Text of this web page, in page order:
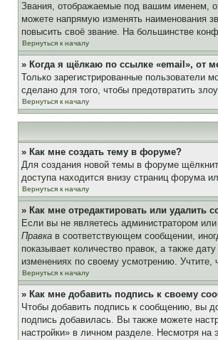
Звания, отображаемые под вашим именем,
можете напрямую изменять наименования
повысить своё звание. На большинстве
Вернуться к началу
» Когда я щёлкаю по ссылке «email», от
Только зарегистрированные пользователи
сделано для того, чтобы предотвратить
Вернуться к началу
» Как мне создать тему в форуме?
Для создания новой темы в форуме
доступа находится внизу страниц форума
Вернуться к началу
» Как мне отредактировать или удалить
Если вы не являетесь администратором
Правка в соответствующем сообщении,
показывает количество правок, а также
изменениях по своему усмотрению. Учтите,
Вернуться к началу
» Как мне добавить подпись к своему
Чтобы добавить подпись к сообщению, вы
подпись добавилась. Вы также можете
настройки» в личном разделе. Несмотря